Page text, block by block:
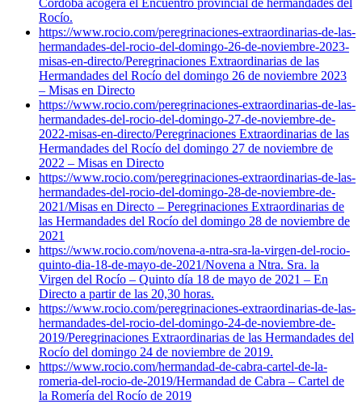
Córdoba acogerá el Encuentro provincial de hermandades del
Rocío.
https://www.rocio.com/peregrinaciones-extraordinarias-de-las-
hermandades-del-rocio-del-domingo-26-de-noviembre-2023-
misas-en-directo/Peregrinaciones Extraordinarias de las
Hermandades del Rocío del domingo 26 de noviembre 2023
– Misas en Directo
https://www.rocio.com/peregrinaciones-extraordinarias-de-las-
hermandades-del-rocio-del-domingo-27-de-noviembre-de-
2022-misas-en-directo/Peregrinaciones Extraordinarias de las
Hermandades del Rocío del domingo 27 de noviembre de
2022 – Misas en Directo
https://www.rocio.com/peregrinaciones-extraordinarias-de-las-
hermandades-del-rocio-del-domingo-28-de-noviembre-de-
2021/Misas en Directo – Peregrinaciones Extraordinarias de
las Hermandades del Rocío del domingo 28 de noviembre de
2021
https://www.rocio.com/novena-a-ntra-sra-la-virgen-del-rocio-
quinto-dia-18-de-mayo-de-2021/Novena a Ntra. Sra. la
Virgen del Rocío – Quinto día 18 de mayo de 2021 – En
Directo a partir de las 20,30 horas.
https://www.rocio.com/peregrinaciones-extraordinarias-de-las-
hermandades-del-rocio-del-domingo-24-de-noviembre-de-
2019/Peregrinaciones Extraordinarias de las Hermandades del
Rocío del domingo 24 de noviembre de 2019.
https://www.rocio.com/hermandad-de-cabra-cartel-de-la-
romeria-del-rocio-de-2019/Hermandad de Cabra – Cartel de
la Romería del Rocío de 2019